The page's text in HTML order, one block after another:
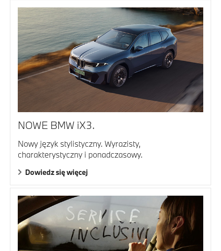
NOWE BMW iX3.
Nowy język stylistyczny. Wyrazisty,
charakterystyczny i ponadczasowy.
Dowiedz się więcej